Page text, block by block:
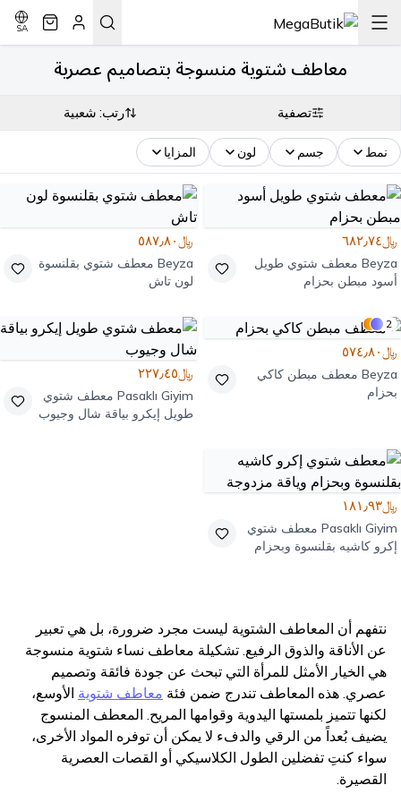
SA
معاطف شتوية منسوجة بتصاميم عصرية
تصفية رتب: شعبية
نمط جسم لون المزايا
﷼٦٨٢٫٧٤
Beyza معطف شتوي طويل
أسود مبطن بحزام
﷼٥٨٧٫٨٠
Beyza معطف شتوي بقلنسوة
لون تاش
2
﷼٥٧٤٫٨٠
Beyza معطف مبطن كاكي
بحزام
﷼٢٢٧٫٤٥
Pasaklı Giyim معطف شتوي
طويل إيكرو بياقة شال وجيوب
﷼١٨١٫٩٣
Pasaklı Giyim معطف شتوي
إكرو كاشيه بقلنسوة وبحزام
نتفهم أن المعاطف الشتوية ليست مجرد ضرورة، بل هي تعبير
عن الأناقة والذوق الرفيع. تشكيلة معاطف نساء شتوية منسوجة
هي الخيار الأمثل للمرأة التي تبحث عن جودة فائقة وتصميم
عصري. هذه المعاطف تندرج ضمن فئة معاطف شتوية الأوسع،
لكنها تتميز بلمستها اليدوية وقوامها المريح. المعطف المنسوج
يضيف بُعداً من الرقي والدفء لا يمكن أن توفره المواد الأخرى،
سواء كنتِ تفضلين الطول الكلاسيكي أو القصات العصرية
القصيرة.